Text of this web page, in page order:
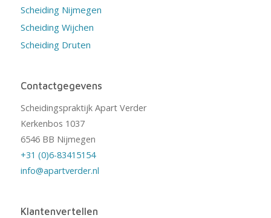
Scheiding Nijmegen
Scheiding Wijchen
Scheiding Druten
Contactgegevens
Scheidingspraktijk Apart Verder
Kerkenbos 1037
6546 BB Nijmegen
+31 (0)6-83415154
info@apartverder.nl
Klantenvertellen